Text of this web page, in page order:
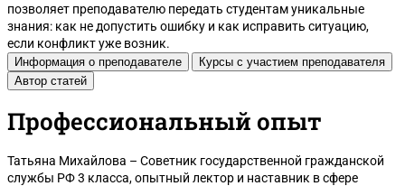
Красноярск
позволяет преподавателю передать студентам уникальные
знания: как не допустить ошибку и как исправить ситуацию,
если конфликт уже возник.
Информация о преподавателе
Курсы с участием преподавателя
Автор статей
Профессиональный опыт
Татьяна Михайлова – Советник государственной гражданской
службы РФ 3 класса, опытный лектор и наставник в сфере